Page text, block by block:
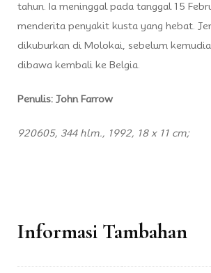
tahun. Ia meninggal pada tanggal 15
menderita penyakit kusta yang hebat.
dikuburkan di Molokai, sebelum
dibawa kembali ke Belgia.
Penulis: John Farrow
920605, 344 hlm., 1992, 18 x 11 cm;
Informasi Tambahan